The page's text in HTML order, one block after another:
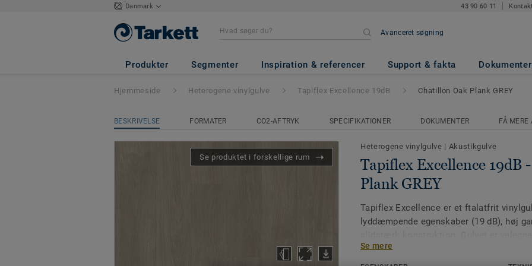
Danmark 43 90 60 11
Avanceret søgning
Produkter Segmenter Inspiration & referencer Support & fakta Dokumenter
Tapiflex Excellence 19dB - Chatillon Oak Plank
Hjemmeside Heterogene vinylgulve Tapiflex Excellence 19dB Chatillon Oak Plank GREY
BESKRIVELSE FORMATER CO2-AFTRYK SPECIFIKATIONER DOKUMENTER FÅ MERE
Se produktet i forskellige rum
Heterogene vinylgulve | Akustikgulve
Tapiflex Excellence 19dB
Plank GREY
Tapiflex Excellence er et ftalatfrit
lyddæmpende egenskaber (19 dB), høj
børnehaver og daginstitutioner, skoler
hvor lyd- og arbejdsmiljø er i fokus.
Se mere